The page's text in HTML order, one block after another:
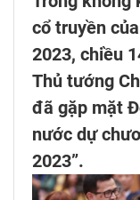
cổ truyền
2023, chiều
Thủ tướng
đã gặp mặt
nước dự
2023”.